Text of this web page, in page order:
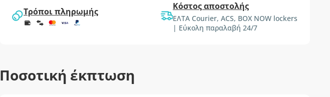
Τρόποι πληρωμής Κόστος αποστολής
ΕΛΤΑ Courier, ACS, BOX NOW lockers
| Εύκολη παραλαβή 24/7
Ποσοτική έκπτωση